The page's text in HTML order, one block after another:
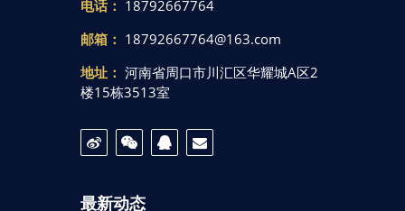
电话： 18792667764
邮箱： 18792667764@163.com
地址： 河南省周口市川汇区华耀城A区2
楼15栋3513室
最新动态